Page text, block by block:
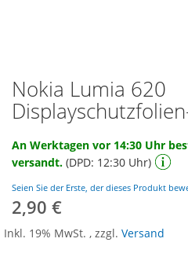
Zum
Anfang
der
springen
Nokia Lumia 620
An Werktagen vor 14:30 Uhr
versandt. (DPD: 12:30 Uhr)
Seien Sie der Erste, der dieses Produkt
2,90 €
Inkl. 19% MwSt. , zzgl. Versand